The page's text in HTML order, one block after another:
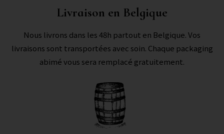
Livraison en Belgique
Nous livrons dans les 48h partout en Belgique. Vos
livraisons sont transportées avec soin. Chaque packaging
abimé vous sera remplacé gratuitement.